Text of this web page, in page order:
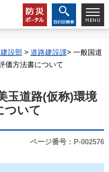
設部 > 道路建設課> 一般国道
価方法書について
玉道路(仮称)環境
ついて
ページ番号：P-002576